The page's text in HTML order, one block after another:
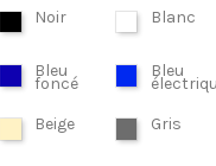
Noir Blanc
Bleu
foncé
Bleu
Beige Gris